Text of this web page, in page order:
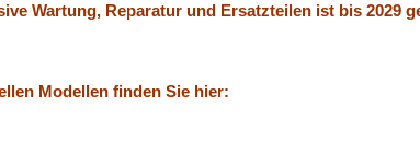
Wartung, Reparatur und Ersatzteilen ist bis 2029
Modellen finden Sie hier: